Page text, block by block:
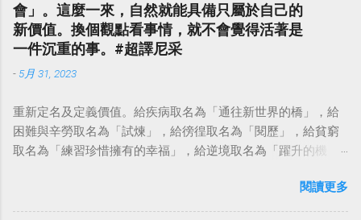
會」。這麼一來，自然就能具備只屬於自己的
新價值。換個觀點看事情，就不會覺得活著是
一件沉重的事。#超譯尼采
- 5月 31, 2023
重新定名及定義價值。給疾病取名為「通往新世界的橋」，給
困難與辛勞取名為「試煉」，給徬徨取名為「閱歷」，給貧窮
取名為「練習珍惜擁有的幸福」，給逆境取名為「躍升的機
點看事情，就不會覺得活著是一件沉重的事。#超譯尼采 — 中
華名言 - Chinese Quotes (@chinese_quotes) May 23, 2023
閱讀更多